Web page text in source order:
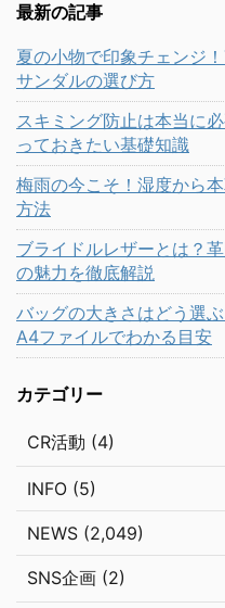
最新の記事
夏の小物で印象チェンジ
サンダルの選び方
スキミング防止は本当に
っておきたい基礎知識
梅雨の今こそ！湿度から
方法
ブライドルレザーとは？
の魅力を徹底解説
バッグの大きさはどう選
A4ファイルでわかる目安
カテゴリー
CR活動 (4)
INFO (5)
NEWS (2,049)
SNS企画 (2)